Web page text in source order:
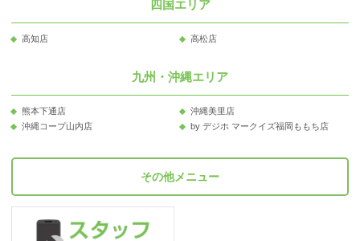
四国エリア
高知店 高松店
九州・沖縄エリア
熊本下通店
沖縄美里店
沖縄コープ山内店
by デジホ マークイズ福岡ももち店
その他メニュー